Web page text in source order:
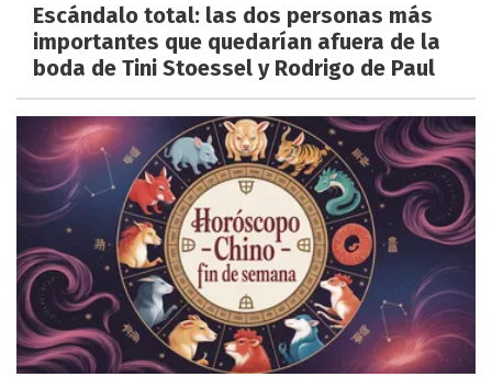
Escándalo total: las dos personas más
importantes que quedarían afuera de la
boda de Tini Stoessel y Rodrigo de Paul